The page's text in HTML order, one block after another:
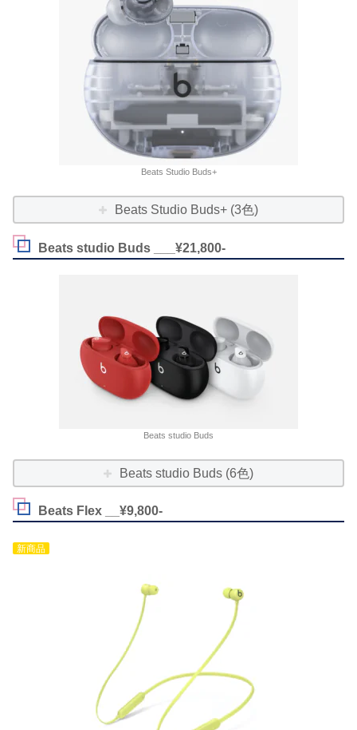
Beats Studio Buds+
Beats Studio Buds+ (3色)
Beats studio Buds ___¥21,800-
Beats studio Buds
Beats studio Buds (6色)
Beats Flex __¥9,800-
新商品